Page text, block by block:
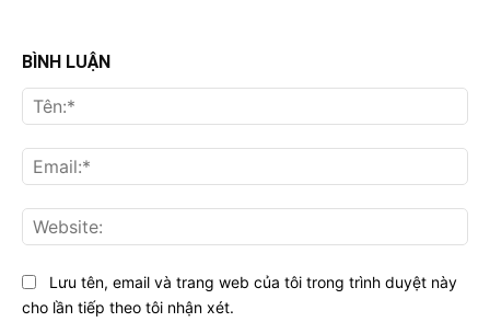
BÌNH LUẬN
Lưu tên, email và trang web của tôi trong trình duyệt này
cho lần tiếp theo tôi nhận xét.